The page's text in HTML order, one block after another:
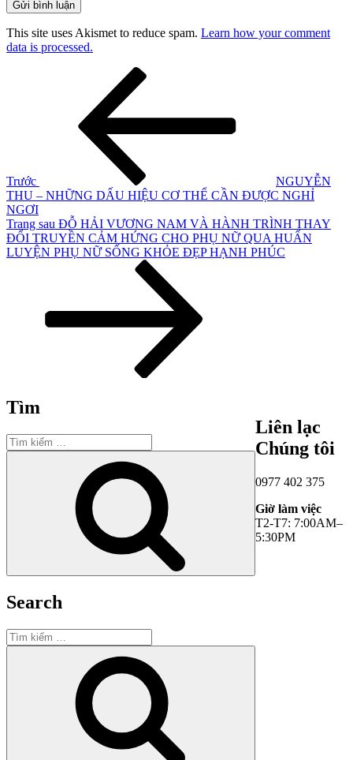
This site uses Akismet to reduce spam. Learn how your comment
data is processed.
Trước
NGUYỄN
THU – NHỮNG DẤU HIỆU CƠ THỂ CẦN ĐƯỢC NGHỈ
NGƠI
Bài
tiếp
theo
Trang sau ĐỖ HẢI VƯƠNG NAM VÀ HÀNH TRÌNH THAY
ĐỔI TRUYỀN CẢM HỨNG CHO PHỤ NỮ QUA HUẤN
LUYỆN PHỤ NỮ SỐNG KHỎE ĐẸP HẠNH PHÚC
Tìm
Tìm
kiếm:
Tìm
Liên lạc
Chúng tôi
0977 402 375
Giờ làm việc
T2-T7: 7:00AM–
5:30PM
Search
Tìm
kiếm: